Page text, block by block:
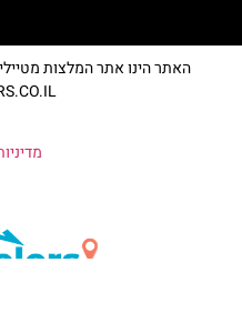
האתר הינו אתר המלצות